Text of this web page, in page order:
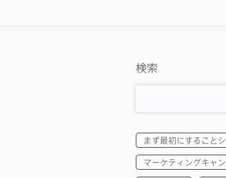
検索
まず最初にすること
マーケティングキャ